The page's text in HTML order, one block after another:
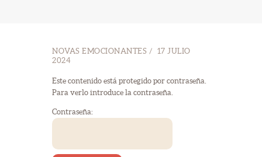
NOVAS EMOCIONANTES
17 JULIO
2024
Este contenido está protegido por contraseña.
Para verlo introduce la contraseña.
Contraseña: